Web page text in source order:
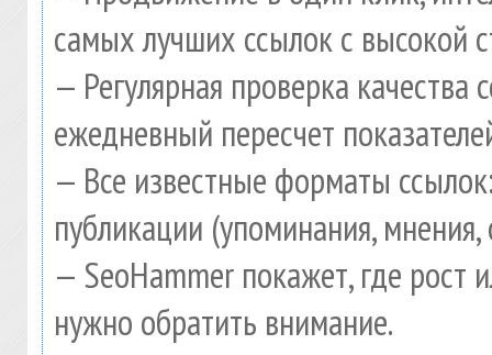
самых лучших ссылок с высокой
— Регулярная проверка
ежедневный пересчет
— Все известные форматы
публикации (упоминания,
— SeoHammer покажет, где рост
нужно обратить внимание.